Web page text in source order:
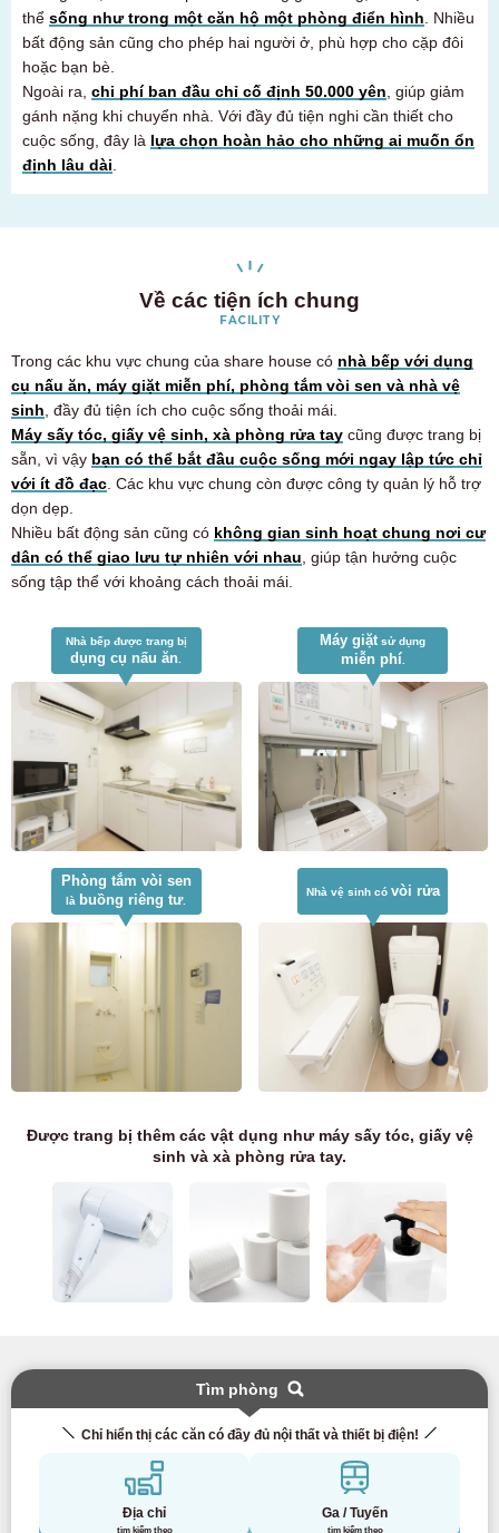
thể sống như trong một căn hộ một phòng điển hình . Nhiều
bất động sản cũng cho phép hai người ở, phù hợp cho cặp đôi
hoặc bạn bè.
Ngoài ra, chi phí ban đầu chỉ cố định 50.000 yên , giúp giảm
gánh nặng khi chuyển nhà. Với đầy đủ tiện nghi cần thiết cho
cuộc sống, đây là lựa chọn hoàn hảo cho những ai muốn ổn
định lâu dài
Về các tiện ích chung
FACILITY
Trong các khu vực chung của share house có nhà bếp với dụng
cụ nấu ăn, máy giặt miễn phí, phòng tắm vòi sen và nhà vệ
sinh, đầy đủ tiện ích cho cuộc sống thoải mái.
Máy sấy tóc, giấy vệ sinh, xà phòng rửa tay cũng được trang bị
sẵn, vì vậy bạn có thể bắt đầu cuộc sống mới ngay lập tức chỉ
với ít đồ đạc. Các khu vực chung còn được công ty quản lý hỗ trợ
dọn dẹp.
Nhiều bất động sản cũng có không gian sinh hoạt chung nơi cư
dân có thể giao lưu tự nhiên với nhau, giúp tận hưởng cuộc
sống tập thể với khoảng cách thoải mái.
Nhà bếp được trang bị
dụng cụ nấu ăn
Máy giặtsử dụng
miễn phí.
Phòng tắm vòi sen
là buồng riêng tư.
Nhà vệ sinh có vòi rửa
Được trang bị thêm các vật dụng như máy sấy tóc, giấy vệ
sinh và xà phòng rửa tay.
Tìm phòng
Chỉ hiển thị các căn có đầy đủ nội thất và thiết bị điện!
Địa chỉ
tìm kiếm theo
Ga / Tuyến
tìm kiếm theo
Chỉ dành cho cư dân tương lai và hiện tại
03-6712-4344